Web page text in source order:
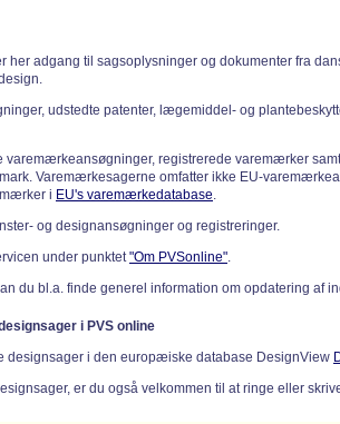
her adgang til sagsoplysninger og dokumenter fra
udstedte patenter, lægemiddel- og
varemærkeansøgninger, registrerede varemærker
Varemærkesagerne omfatter ikke EU-
i EU's varemærkedatabase.
og designansøgninger og registreringer.
under punktet"Om PVSonline".
du bl.a. finde generel information om opdatering af
i PVS online
designsager i den europæiske database DesignView
er du også velkommen til at ringe eller